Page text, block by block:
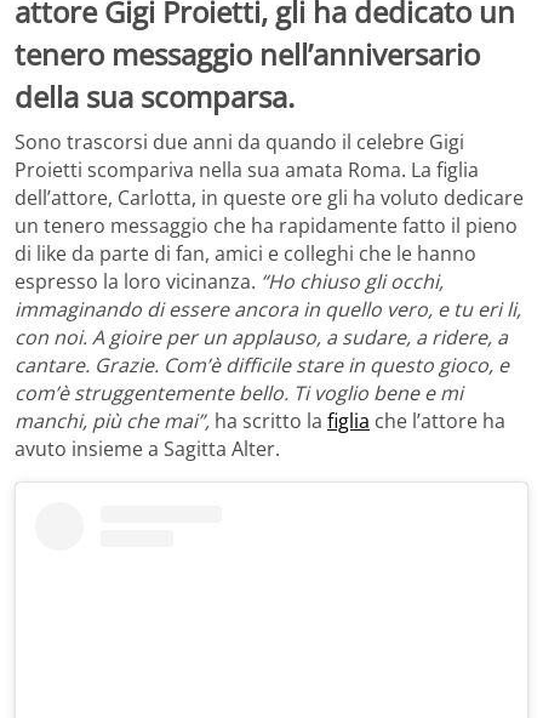
attore Gigi Proietti, gli ha dedicato un
tenero messaggio nell’anniversario
della sua scomparsa.
Sono trascorsi due anni da quando il celebre Gigi
Proietti scompariva nella sua amata Roma. La figlia
dell’attore, Carlotta, in queste ore gli ha voluto dedicare
un tenero messaggio che ha rapidamente fatto il pieno
di like da parte di fan, amici e colleghi che le hanno
espresso la loro vicinanza. “Ho chiuso gli occhi,
immaginando di essere ancora in quello vero, e tu eri li,
con noi. A gioire per un applauso, a sudare, a ridere, a
cantare. Grazie. Com’è difficile stare in questo gioco, e
com’è struggentemente bello. Ti voglio bene e mi
manchi, più che mai”, ha scritto la figlia che l’attore ha
avuto insieme a Sagitta Alter.